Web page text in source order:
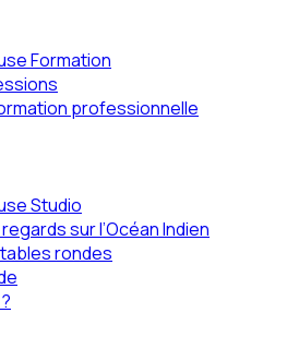
Formation
professionnelle
Studio
sur l’Océan Indien
rondes